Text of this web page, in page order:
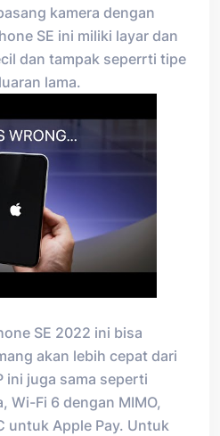
kamera dengan
SE ini miliki layar dan
dan tampak seperrti tipe
lama.
SE 2022 ini bisa
akan lebih cepat dari
ini juga sama seperti
Wi-Fi 6 dengan MIMO,
untuk Apple Pay. Untuk